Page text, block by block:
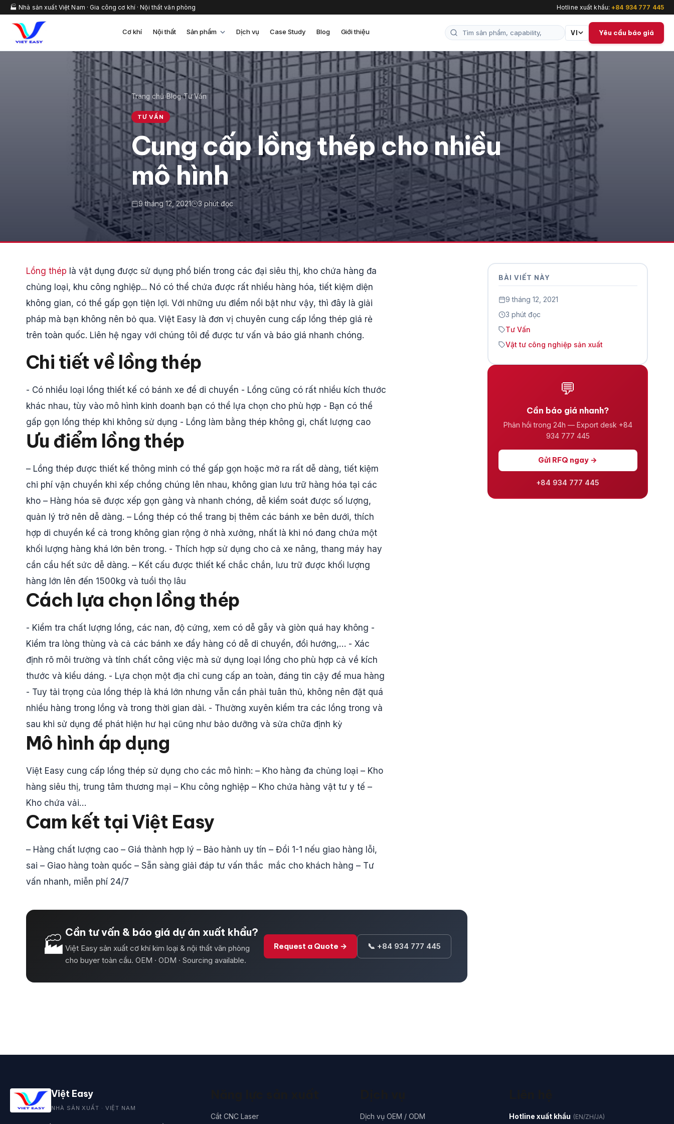
🏭 Nhà sản xuất Việt Nam · Gia công cơ khí · Nội thất văn phòng Hotline xuất khẩu:+84 934 777 445
Cơ khí Nội thất Sản phẩm Dịch vụ Case Study Blog Giới thiệu VI Yêu cầu báo giá
Trang chủ›Blog›Tư Vấn
TƯ VẤN
Cung cấp lồng thép cho nhiều
mô hình
9 tháng 12, 2021 3 phút đọc
Lồng thép là vật dụng được sử dụng phổ biến trong các đại siêu thị, kho chứa hàng đa
chủng loại, khu công nghiệp... Nó có thể chứa được rất nhiều hàng hóa, tiết kiệm diện
không gian, có thể gấp gọn tiện lợi. Với những ưu điểm nổi bật như vậy, thì đây là giải
pháp mà bạn không nên bỏ qua. Việt Easy là đơn vị chuyên cung cấp lồng thép giá rẻ
trên toàn quốc. Liên hệ ngay với chúng tôi để được tư vấn và báo giá nhanh chóng.
Chi tiết về lồng thép
- Có nhiều loại lồng thiết kế có bánh xe để di chuyển - Lồng cũng có rất nhiều kích thước
khác nhau, tùy vào mô hình kinh doanh bạn có thể lựa chọn cho phù hợp - Bạn có thể
gấp gọn lồng thép khi không sử dụng - Lồng làm bằng thép không gỉ, chất lượng cao
Ưu điểm lồng thép
– Lồng thép được thiết kế thông minh có thể gấp gọn hoặc mở ra rất dễ dàng, tiết kiệm
chi phí vận chuyển khi xếp chồng chúng lên nhau, không gian lưu trữ hàng hóa tại các
kho – Hàng hóa sẽ được xếp gọn gàng và nhanh chóng, dễ kiểm soát được số lượng,
quản lý trở nên dễ dàng. – Lồng thép có thể trang bị thêm các bánh xe bên dưới, thích
hợp di chuyển kể cả trong không gian rộng ở nhà xưởng, nhất là khi nó đang chứa một
khối lượng hàng khá lớn bên trong. - Thích hợp sử dụng cho cả xe nâng, thang máy hay
cần cẩu hết sức dễ dàng. – Kết cấu được thiết kế chắc chắn, lưu trữ được khối lượng
hàng lớn lên đến 1500kg và tuổi thọ lâu
Cách lựa chọn lồng thép
- Kiểm tra chất lượng lồng, các nan, độ cứng, xem có dễ gẫy và giòn quá hay không -
Kiểm tra lòng thùng và cả các bánh xe đẩy hàng có dễ di chuyển, đổi hướng,… - Xác
định rõ môi trường và tính chất công việc mà sử dụng loại lồng cho phù hợp cả về kích
thước và kiểu dáng. - Lựa chọn một địa chỉ cung cấp an toàn, đáng tin cậy để mua hàng
- Tuy tải trọng của lồng thép là khá lớn nhưng vẫn cần phải tuân thủ, không nên đặt quá
nhiều hàng trong lồng và trong thời gian dài. - Thường xuyên kiểm tra các lồng trong và
sau khi sử dụng để phát hiện hư hại cũng như bảo dưỡng và sửa chữa định kỳ
Mô hình áp dụng
Việt Easy cung cấp lồng thép sử dụng cho các mô hình: – Kho hàng đa chủng loại – Kho
hàng siêu thị, trung tâm thương mại – Khu công nghiệp – Kho chứa hàng vật tư y tế –
Kho chứa vải…
Cam kết tại Việt Easy
– Hàng chất lượng cao – Giá thành hợp lý – Bảo hành uy tín – Đổi 1-1 nếu giao hàng lỗi,
sai – Giao hàng toàn quốc – Sẵn sàng giải đáp tư vấn thắc mắc cho khách hàng – Tư
vấn nhanh, miễn phí 24/7
🏭
Cần tư vấn & báo giá dự án xuất khẩu?
Việt Easy sản xuất cơ khí kim loại & nội thất văn phòng
cho buyer toàn cầu. OEM · ODM · Sourcing available.
Request a Quote → 📞 +84 934 777 445
BÀI VIẾT NÀY
9 tháng 12, 2021
3 phút đọc
Tư Vấn
Vật tư công nghiệp sản xuất
💬
Cần báo giá nhanh?
Phản hồi trong 24h — Export desk +84
934 777 445
Gửi RFQ ngay →
+84 934 777 445
Việt Easy
NHÀ SẢN XUẤT · VIỆT NAM
Cắt CNC Laser Dịch vụ OEM / ODM Hotline xuất khẩu (EN/ZH/JA)